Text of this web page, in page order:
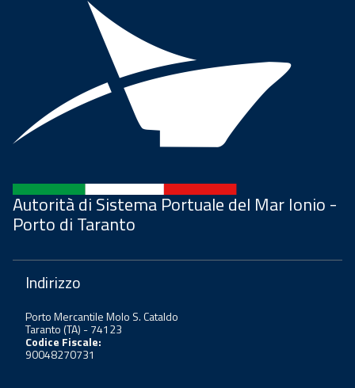
Autorità di Sistema Portuale del Mar Ionio -
Porto di Taranto
Indirizzo
Porto Mercantile Molo S. Cataldo
Taranto (TA) - 74123
Codice Fiscale:
90048270731